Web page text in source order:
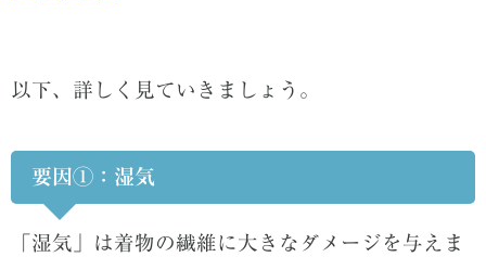
以下、詳しく見ていきましょう。
要因①：湿気
「湿気」は着物の繊維に大きなダメージを与えま